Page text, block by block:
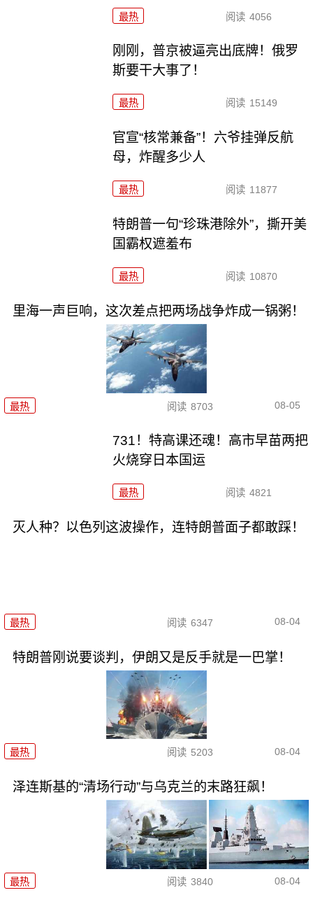
最热 阅读 4056
刚刚，普京被逼亮出底牌！俄罗
斯要干大事了！
最热 阅读 15149
官宣“核常兼备”！六爷挂弹反航
母，炸醒多少人
最热 阅读 11877
特朗普一句“珍珠港除外”，撕开美
国霸权遮羞布
最热 阅读 10870
里海一声巨响，这次差点把两场战争炸成一锅粥！
最热 阅读 8703 08-05
731！特高课还魂！高市早苗两把
火烧穿日本国运
最热 阅读 4821
灭人种？以色列这波操作，连特朗普面子都敢踩！
最热 阅读 6347 08-04
特朗普刚说要谈判，伊朗又是反手就是一巴掌！
最热 阅读 5203 08-04
泽连斯基的“清场行动”与乌克兰的末路狂飙！
最热 阅读 3840 08-04